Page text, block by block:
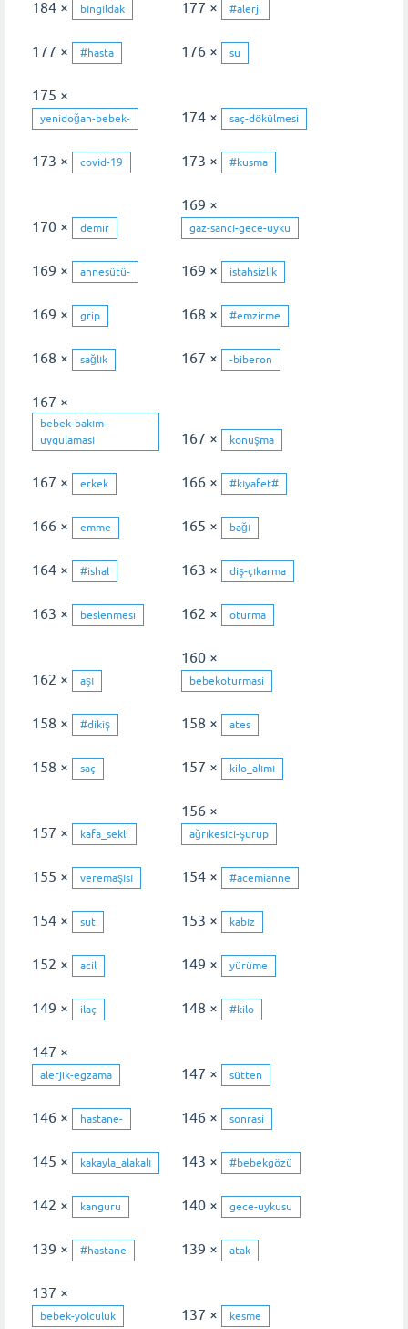
184 × bıngıldak 177 × #alerji
177 × #hasta 176 × su
175 ×
yenidoğan-bebek- 174 × saç-dökülmesi
173 × covid-19 173 × #kusma
170 × demir
169 ×
gaz-sancı-gece-uyku
169 × annesütü- 169 × istahsizlik
169 × grip 168 × #emzirme
168 × sağlık 167 × -biberon
167 ×
bebek-bakım-
uygulaması
167 × konuşma
167 × erkek 166 × #kıyafet#
166 × emme 165 × bağı
164 × #ishal 163 × diş-çıkarma
163 × beslenmesi 162 × oturma
162 × aşı
160 ×
bebekoturmasi
158 × #dikiş 158 × ates
158 × saç 157 × kilo_alımı
157 × kafa_sekli
156 ×
ağrıkesici-şurup
155 × veremaşısı 154 × #acemianne
154 × sut 153 × kabız
152 × acil 149 × yürüme
149 × ilaç 148 × #kilo
147 ×
alerjik-egzama 147 × sütten
146 × hastane- 146 × sonrasi
145 × kakayla_alakalı 143 × #bebekgözü
142 × kanguru 140 × gece-uykusu
139 × #hastane 139 × atak
137 ×
bebek-yolculuk 137 × kesme